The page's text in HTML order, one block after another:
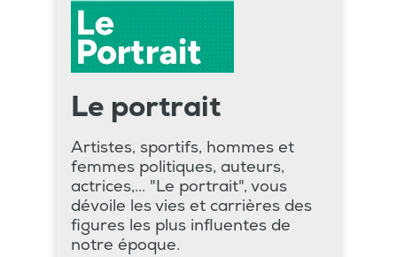
Le portrait
Artistes, sportifs, hommes et
femmes politiques, auteurs,
actrices,... "Le portrait", vous
dévoile les vies et carrières des
figures les plus influentes de
notre époque.